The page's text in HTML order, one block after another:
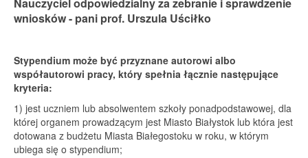
wniosków - pani prof. Urszula Uściłko
Stypendium może być przyznane autorowi albo
współautorowi pracy, który spełnia łącznie następujące
kryteria:
1) jest uczniem lub absolwentem szkoły ponadpodstawowej, dla
której organem prowadzącym jest Miasto Białystok lub która jest
dotowana z budżetu Miasta Białegostoku w roku, w którym
ubiega się o stypendium;